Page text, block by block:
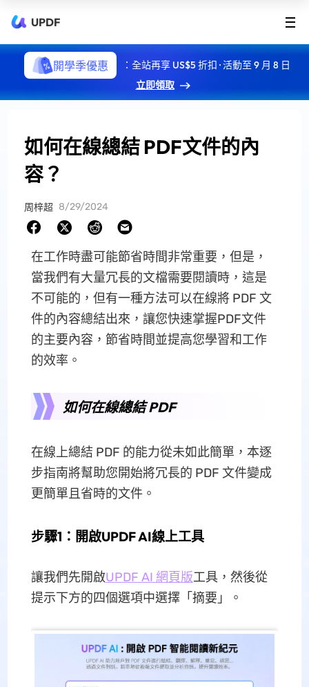
UPDF
開學季優惠
：全站再享 US$5 折扣 · 活動至 9 月 8 日
立即領取
如何在線總結 PDF文件的內
容？
周梓超 8/29/2024
在工作時盡可能節省時間非常重要，但是，
當我們有大量冗長的文檔需要閱讀時，這是
不可能的，但有一種方法可以在線將 PDF 文
件的內容總結出來，讓您快速掌握PDF文件
的主要內容，節省時間並提高您學習和工作
的效率。
如何在線總結 PDF
在線上總結 PDF 的能力從未如此簡單，本逐
步指南將幫助您開始將冗長的 PDF 文件變成
更簡單且省時的文件。
步驟1：開啟UPDF AI線上工具
讓我們先開啟UPDF AI 網頁版工具，然後從
提示下方的四個選項中選擇「摘要」。